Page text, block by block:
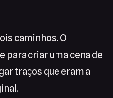
caminhos. O
para criar uma cena de
traços que eram a